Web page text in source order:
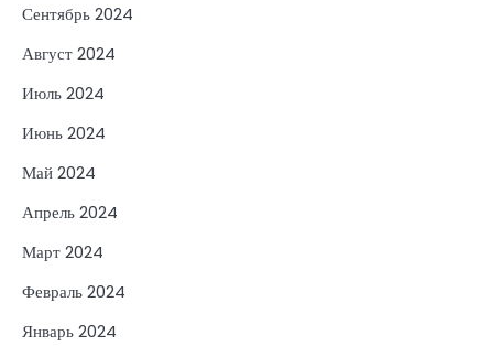
Сентябрь 2024
Август 2024
Июль 2024
Июнь 2024
Май 2024
Апрель 2024
Март 2024
Февраль 2024
Январь 2024